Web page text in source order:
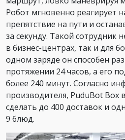
Робот мгновенно реагирует
препятствие на пути и
за секунду. Такой сотрудник
в бизнес-центрах, так и для
одном заряде он способен
протяжении 24 часов, а его
более 240 минут. Согласно
производителя, PuduBot Box
сделать до 400 доставок и
9 блюд.